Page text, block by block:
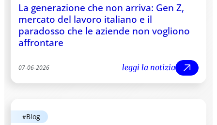
La generazione che non arriva: Gen Z,
mercato del lavoro italiano e il
paradosso che le aziende non vogliono
affrontare
07-06-2026 leggi la notizia
#Blog